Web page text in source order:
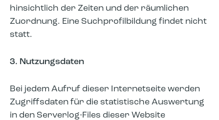
hinsichtlich der Zeiten und der räumlichen
Zuordnung. Eine Suchprofilbildung findet nicht
statt.
3. Nutzungsdaten
Bei jedem Aufruf dieser Internetseite werden
Zugriffsdaten für die statistische Auswertung
in den Serverlog-Files dieser Website